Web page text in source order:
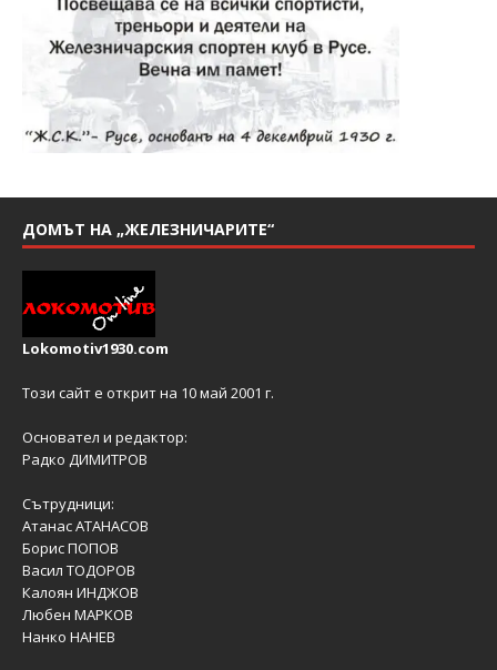
ДОМЪТ НА „ЖЕЛЕЗНИЧАРИТЕ“
Lokomotiv1930.com
Този сайт е открит на 10 май 2001 г.
Основател и редактор:
Радко ДИМИТРОВ
Сътрудници:
Атанас АТАНАСОВ
Борис ПОПОВ
Васил ТОДОРОВ
Калоян ИНДЖОВ
Любен МАРКОВ
Нанко НАНЕВ